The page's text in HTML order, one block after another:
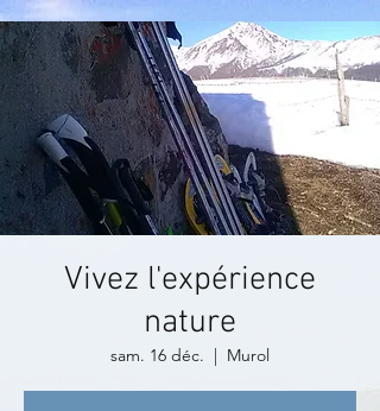
Vivez l'expérience
nature
sam. 16 déc.
  |
Murol